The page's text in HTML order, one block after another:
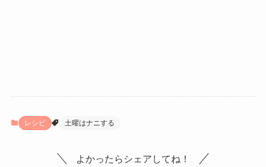
レシピ 土曜はナニする
よかったらシェアしてね！